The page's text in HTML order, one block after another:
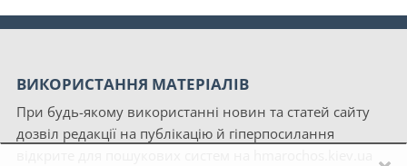
ВИКОРИСТАННЯ МАТЕРІАЛІВ
При будь-якому використанні новин та статей сайту
дозвіл редакції на публікацію й гіперпосилання